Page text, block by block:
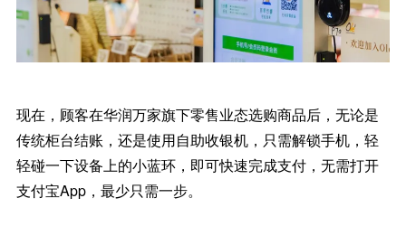
现在，顾客在华润万家旗下零售业态选购商品后，无论是
传统柜台结账，还是使用自助收银机，只需解锁手机，轻
轻碰一下设备上的小蓝环，即可快速完成支付，无需打开
支付宝App，最少只需一步。